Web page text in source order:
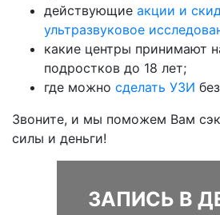
действующие акции и
ультразвуковое
какие центры принимают
подростков до 18 лет;
где можно сделать УЗИ
Звоните, и мы поможем Вам
силы и деньги!
ЗАПИСЬ В